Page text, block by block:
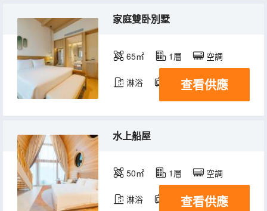
家庭雙卧別墅
65㎡ 1層 空調
淋浴 電視機
查看供應
水上船屋
50㎡ 1層 空調
淋浴 電視機
查看供應